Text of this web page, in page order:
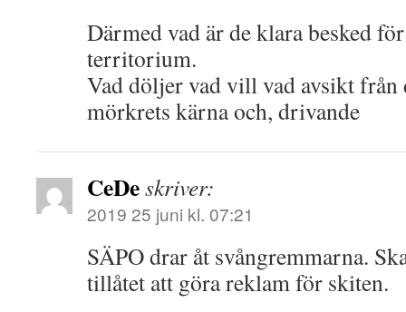
Därmed vad är de klara besked
territorium.
Vad döljer vad vill vad avsikt från
mörkrets kärna och, drivande
CeDeskriver:
2019 25 juni kl. 07:21
SÄPO drar åt svångremmarna.
tillåtet att göra reklam för skiten.